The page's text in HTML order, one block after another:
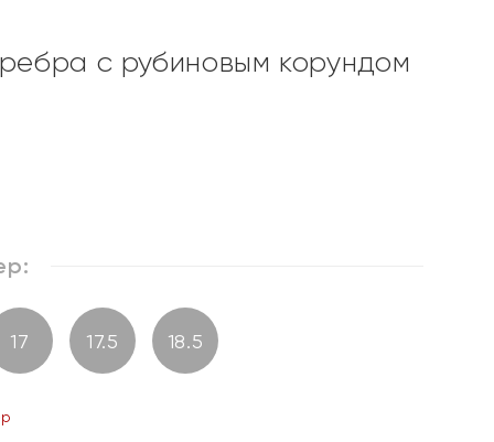
с рубиновым корундом
17 17.5 18.5